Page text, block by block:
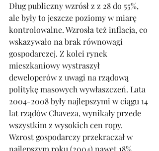
Dług publiczny wzrósł z z 28 do 55%,
ale były to jeszcze poziomy w miarę
kontrolowalne. Wzrosła też inflacja, co
wskazywało na brak równowagi
gospodarczej. Z kolei rynek
mieszkaniowy wystraszył
deweloperów z uwagi na rządową
politykę masowych wywłaszczeń. Lata
2004-2008 były najlepszymi w ciągu 14
lat rządów Chaveza, wynikały przede
wszystkim z wysokich cen ropy.
Wzrost gospodarczy przekraczał w
najlepszym roku (2004) nawet 18%.